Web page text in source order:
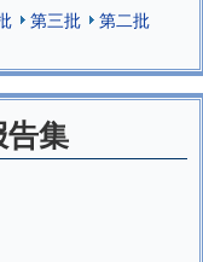
第三批
第二批
集